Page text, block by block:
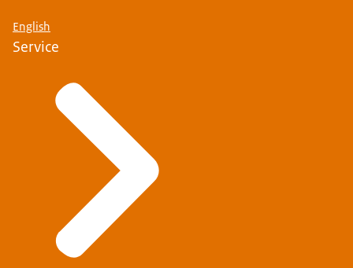
English
Service